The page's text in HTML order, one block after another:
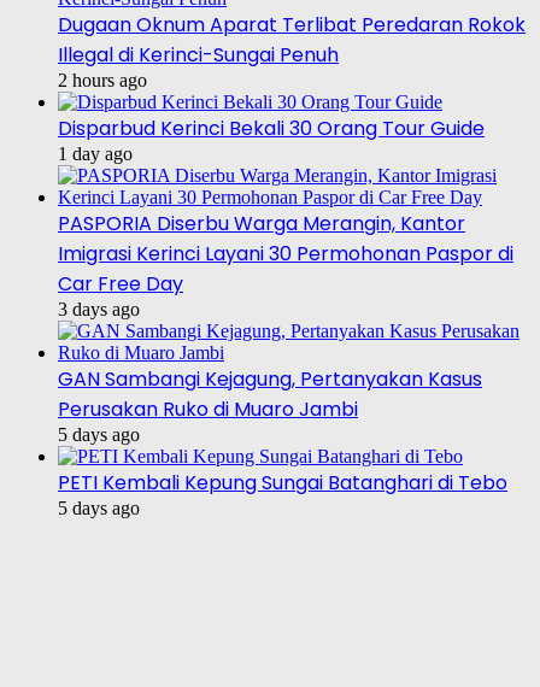
Dugaan Oknum Aparat Terlibat Peredaran Rokok
Illegal di Kerinci-Sungai Penuh
2 hours ago
Disparbud Kerinci Bekali 30 Orang Tour Guide
1 day ago
PASPORIA Diserbu Warga Merangin, Kantor
Imigrasi Kerinci Layani 30 Permohonan Paspor di
Car Free Day
3 days ago
GAN Sambangi Kejagung, Pertanyakan Kasus
Perusakan Ruko di Muaro Jambi
5 days ago
PETI Kembali Kepung Sungai Batanghari di Tebo
5 days ago